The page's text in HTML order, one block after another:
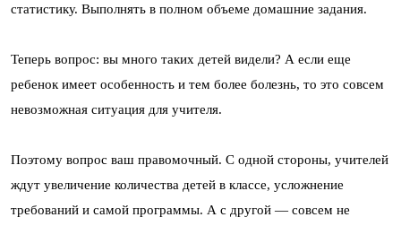
статистику. Выполнять в полном объеме домашние задания.
Теперь вопрос: вы много таких детей видели? А если еще
ребенок имеет особенность и тем более болезнь, то это совсем
невозможная ситуация для учителя.
Поэтому вопрос ваш правомочный. С одной стороны, учителей
ждут увеличение количества детей в классе, усложнение
требований и самой программы. А с другой — совсем не